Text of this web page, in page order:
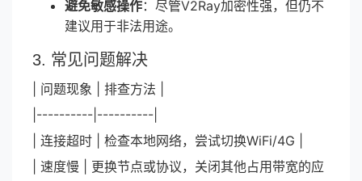
避免敏感操作：尽管V2Ray加密性强，但仍不
建议用于非法用途。
3. 常见问题解决
| 问题现象 | 排查方法 |
|----------|----------|
| 连接超时 | 检查本地网络，尝试切换WiFi/4G |
| 速度慢 | 更换节点或协议，关闭其他占用带宽的应